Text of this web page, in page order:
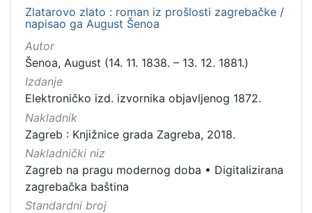
Zlatarovo zlato : roman iz prošlosti zagrebačke /
napisao ga August Šenoa
Autor
Šenoa, August (14. 11. 1838. – 13. 12. 1881.)
Izdanje
Elektroničko izd. izvornika objavljenog 1872.
Nakladnik
Zagreb : Knjižnice grada Zagreba, 2018.
Nakladnički niz
Zagreb na pragu modernog doba • Digitalizirana
zagrebačka baština
Standardni broj